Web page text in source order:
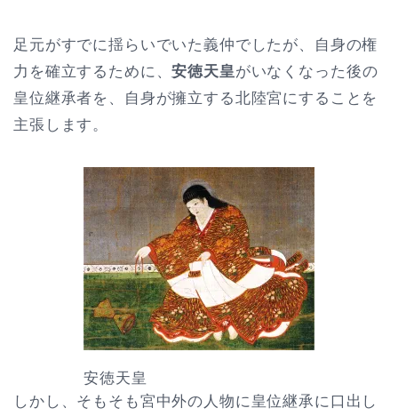
足元がすでに揺らいでいた義仲でしたが、自身の権
力を確立するために、安徳天皇がいなくなった後の
皇位継承者を、自身が擁立する北陸宮にすることを
主張します。
安徳天皇
しかし、そもそも宮中外の人物に皇位継承に口出し